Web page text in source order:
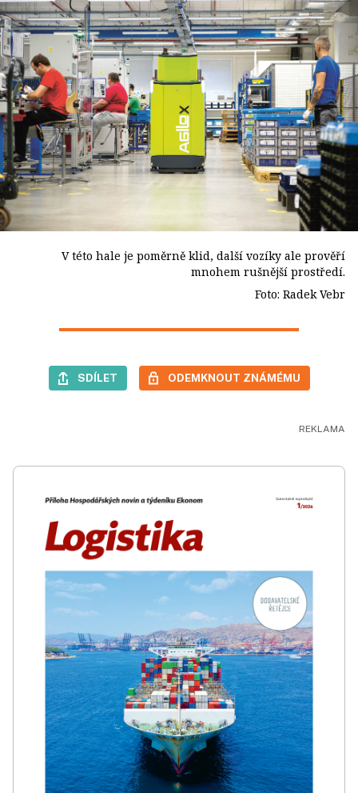
V této hale je poměrně klid, další vozíky ale prověří
mnohem rušnější prostředí.
Foto: Radek Vebr
SDÍLET ODEMKNOUT ZNÁMÉMU